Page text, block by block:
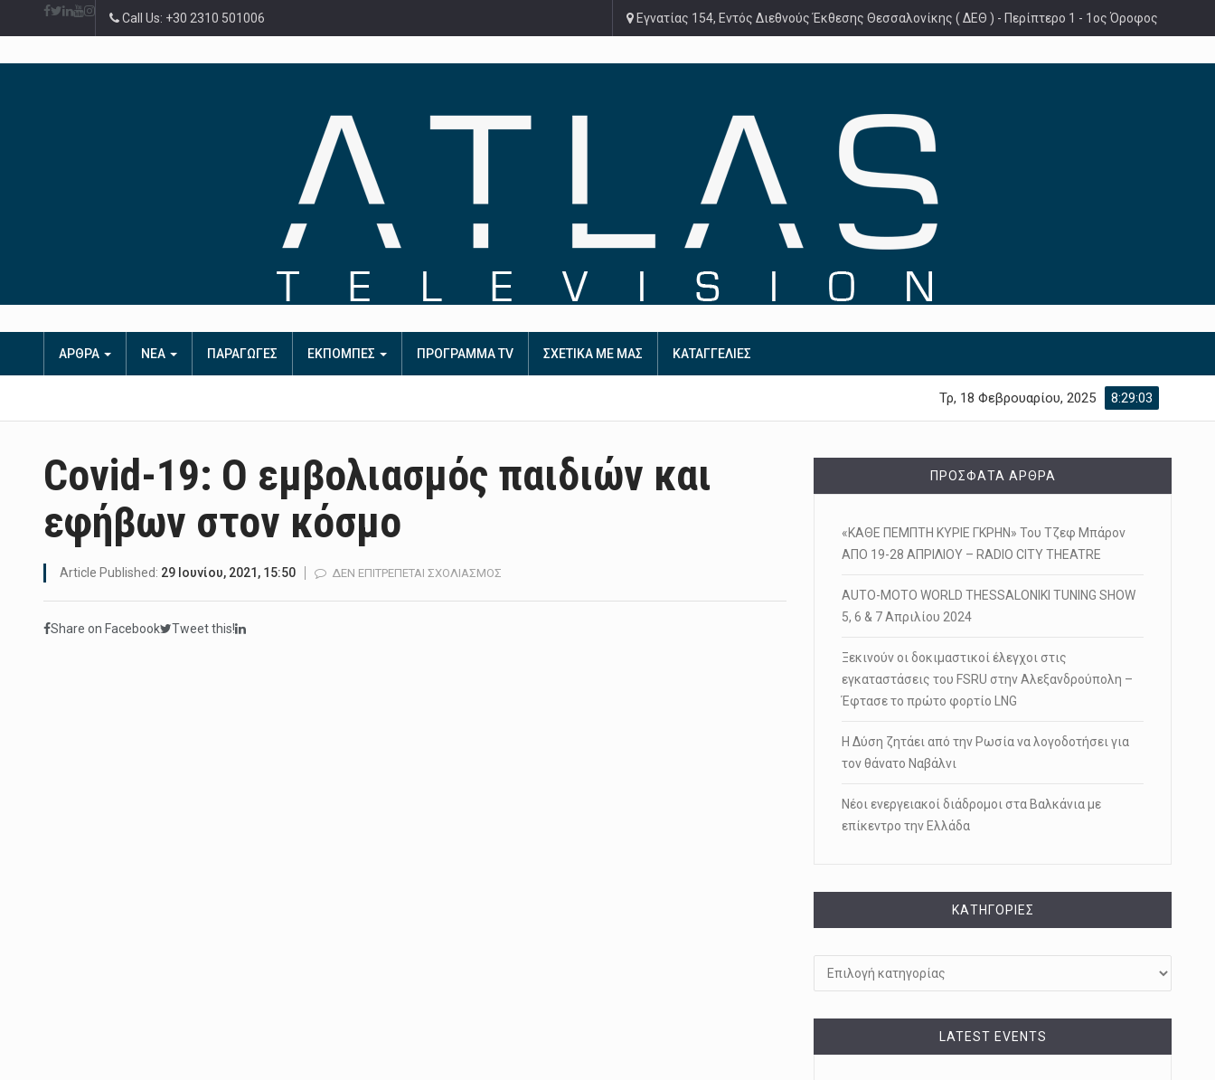
Call Us: +30 2310 501006 Εγνατίας 154, Εντός Διεθνούς Έκθεσης Θεσσαλονίκης ( ΔΕΘ ) - Περίπτερο 1 - 1ος Όροφος
ΑΡΘΡΑ ΝΕΑ ΠΑΡΑΓΩΓΕΣ ΕΚΠΟΜΠΕΣ ΠΡΟΓΡΑΜΜΑ TV ΣΧΕΤΙΚΑ ΜΕ ΜΑΣ ΚΑΤΑΓΓΕΛΙΕΣ
8:29:04
Τρ, 18 Φεβρουαρίου, 2025
Covid-19: Ο εμβολιασμός παιδιών και
εφήβων στον κόσμο
Article Published: 29 Ιουνίου, 2021, 15:50 ΔΕΝ ΕΠΙΤΡΈΠΕΤΑΙ ΣΧΟΛΙΑΣΜΌΣ
Share on Facebook Tweet this!
ΠΡΌΣΦΑΤΑ ΆΡΘΡΑ
«ΚΑΘΕ ΠΕΜΠΤΗ ΚΥΡΙΕ ΓΚΡΗΝ» Του Τζεφ Μπάρον
ΑΠΟ 19-28 ΑΠΡΙΛΙΟΥ – RADIO CITY THEATRE
AUTO-MOTO WORLD THESSALONIKI TUNING SHOW
5, 6 & 7 Απριλίου 2024
Ξεκινούν οι δοκιμαστικοί έλεγχοι στις
εγκαταστάσεις του FSRU στην Αλεξανδρούπολη –
Έφτασε το πρώτο φορτίο LNG
Η Δύση ζητάει από την Ρωσία να λογοδοτήσει για
τον θάνατο Ναβάλνι
Νέοι ενεργειακοί διάδρομοι στα Βαλκάνια με
επίκεντρο την Ελλάδα
KΑΤΗΓΟΡΊΕΣ
LATEST EVENTS